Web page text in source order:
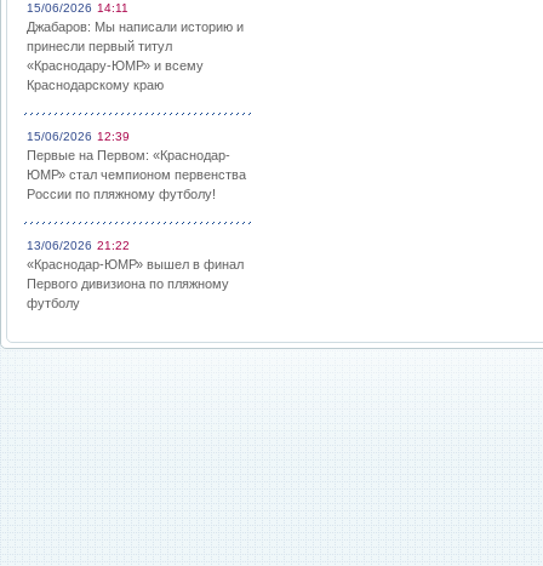
15/06/2026 14:11
Джабаров: Мы написали историю и
принесли первый титул
«Краснодару-ЮМР» и всему
Краснодарскому краю
15/06/2026 12:39
Первые на Первом: «Краснодар-
ЮМР» стал чемпионом первенства
России по пляжному футболу!
13/06/2026 21:22
«Краснодар-ЮМР» вышел в финал
Первого дивизиона по пляжному
футболу